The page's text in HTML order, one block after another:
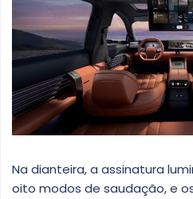
Na dianteira, a assinatura
oito modos de saudação, e